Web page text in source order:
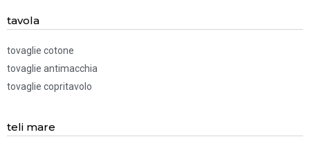
tavola
tovaglie cotone
tovaglie antimacchia
tovaglie copritavolo
teli mare